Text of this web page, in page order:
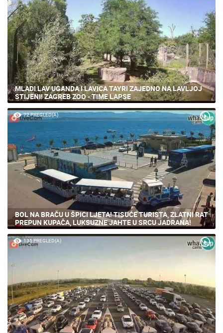
MLADI LAV UGANDA I LAVICA TAYRI ZAJEDNO NA LAVLJOJ
STIJENI! ZAGREB ZOO - TIME LAPSE
72 PREGLED(A)
BOL NA BRAČU U ŠPICI LJETA! TISUĆE TURISTA, ZLATNI RAT
PREPUN KUPAČA, LUKSUZNE JAHTE U SRCU JADRANA!
135 PREGLED(A)